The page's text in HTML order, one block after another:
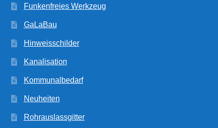
Funkenfreies Werkzeug
GaLaBau
Hinweisschilder
Kanalisation
Kommunalbedarf
Neuheiten
Rohrauslassgitter